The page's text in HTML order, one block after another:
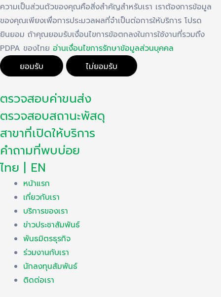
ความเป็นส่วนตัวของคุณคือสิ่งสำคัญสำหรับเรา เราต้องการข้อมูล
ของคุณเพียงเพื่อการประมวลผลที่จำเป็นต่อการให้บริการ โปรด
ยินยอม ถ้าคุณยอมรับเงื่อนไขการข้อตกลงในการใช้งานที่รวมถึง
PDPA ของไทย อ่านเงื่อนไขการรักษาข้อมูลส่วนบุคคล
ยอมรับ
ไม่ยอมรับ
to
content
ตรวจสอบค่าขนส่ง
ตรวจสอบสถานะพัสดุ
สาขาที่เปิดให้บริการ
คำถามที่พบบ่อย
ไทย | EN
หน้าแรก
เกี่ยวกับเรา
บริการของเรา
ข่าวประชาสัมพันธ์
พันธมิตรธุรกิจ
ร่วมงานกับเรา
นักลงทุนสัมพันธ์
ติดต่อเรา